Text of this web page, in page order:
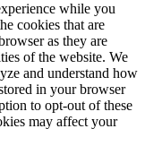
while you
cookies that are
as they are
of the website. We
and understand how
in your browser
to opt-out of these
may affect your